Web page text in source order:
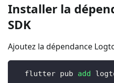
Installer la
SDK
Ajoutez la dépendance
  flutter pub
add